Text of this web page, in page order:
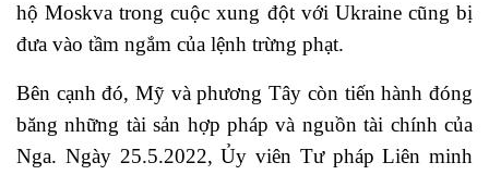
hộ Moskva trong cuộc xung đột với Ukraine cũng bị
đưa vào tầm ngắm của lệnh trừng phạt.
Bên cạnh đó, Mỹ và phương Tây còn tiến hành đóng
băng những tài sản hợp pháp và nguồn tài chính của
Nga. Ngày 25.5.2022, Ủy viên Tư pháp Liên minh